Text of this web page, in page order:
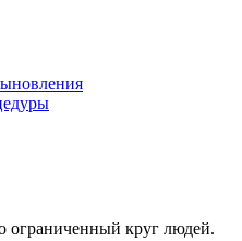
ограниченный круг людей.